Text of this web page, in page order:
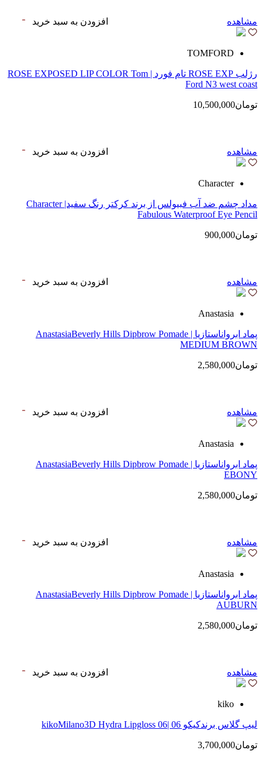
مشاهده افزودن به سبد خرید
TOMFORD
رژلب ROSE EXP تام فورد | ROSE EXPOSED LIP COLOR Tom
Ford N3 west coast
تومان10,500,000
مشاهده افزودن به سبد خرید
Character
مداد چشم ضد آب فبیولس از برند کرکتر رنگ سفید| Character
Fabulous Waterproof Eye Pencil
تومان900,000
مشاهده افزودن به سبد خرید
Anastasia
پماد ابرواناستازیا | AnastasiaBeverly Hills Dipbrow Pomade
MEDIUM BROWN
تومان2,580,000
مشاهده افزودن به سبد خرید
Anastasia
پماد ابرواناستازیا | AnastasiaBeverly Hills Dipbrow Pomade
EBONY
تومان2,580,000
مشاهده افزودن به سبد خرید
Anastasia
پماد ابرواناستازیا | AnastasiaBeverly Hills Dipbrow Pomade
AUBURN
تومان2,580,000
مشاهده افزودن به سبد خرید
kiko
لیپ گلاس‌ برندکیکو 06 |kikoMilano3D Hydra Lipgloss 06
تومان3,700,000